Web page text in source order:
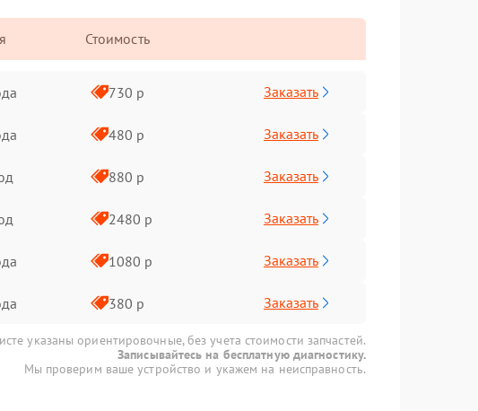
Стоимость
730 р Заказать
480 р Заказать
880 р Заказать
2480 р Заказать
1080 р Заказать
380 р Заказать
указаны ориентировочные, без учета стоимости запчастей.
Записывайтесь на бесплатную диагностику.
Мы проверим ваше устройство и укажем на неисправность.